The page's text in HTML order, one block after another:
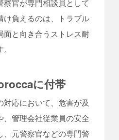
官が専門相談員として
け負えるのは、トラブル
面と向き合うストレス耐
に付帯
応において、危害が及
管理会社従業員の安全
元警察官などの専門警